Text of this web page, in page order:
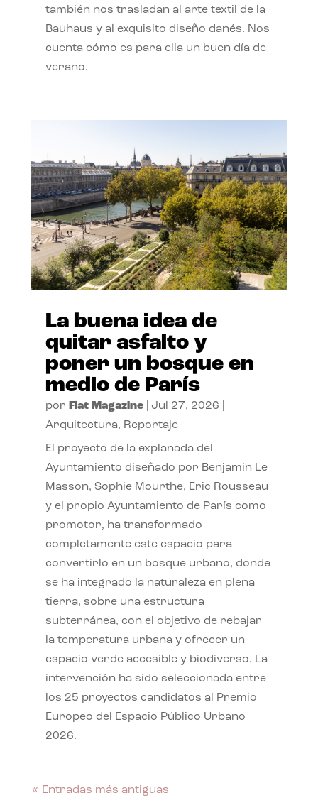
también nos trasladan al arte textil de la
Bauhaus y al exquisito diseño danés. Nos
cuenta cómo es para ella un buen día de
verano.
La buena idea de
quitar asfalto y
poner un bosque en
medio de París
por Flat Magazine| Jul 27, 2026
Arquitectura, Reportaje
El proyecto de la explanada del
Ayuntamiento diseñado por Benjamin Le
Masson, Sophie Mourthe, Eric Rousseau
y el propio Ayuntamiento de París como
promotor, ha transformado
completamente este espacio para
convertirlo en un bosque urbano, donde
se ha integrado la naturaleza en plena
tierra, sobre una estructura
subterránea, con el objetivo de rebajar
la temperatura urbana y ofrecer un
espacio verde accesible y biodiverso. La
intervención ha sido seleccionada entre
los 25 proyectos candidatos al Premio
Europeo del Espacio Público Urbano
2026.
« Entradas más antiguas